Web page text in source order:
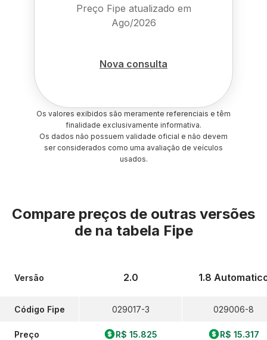
Preço Fipe atualizado em
Ago/2026
Nova consulta
Os valores exibidos são meramente referenciais e têm
finalidade exclusivamente informativa.
Os dados não possuem validade oficial e não devem
ser considerados como uma avaliação de veículos
usados.
Compare preços de outras versões
de na tabela Fipe
Versão
Código Fipe
Preço
2.0
029017-3
R$ 15.825
1.8
029006-8
R$ 15.317